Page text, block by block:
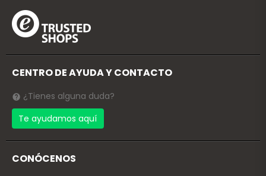
CENTRO DE AYUDA Y CONTACTO
¿Tienes alguna duda?
Te ayudamos aquí
CONÓCENOS